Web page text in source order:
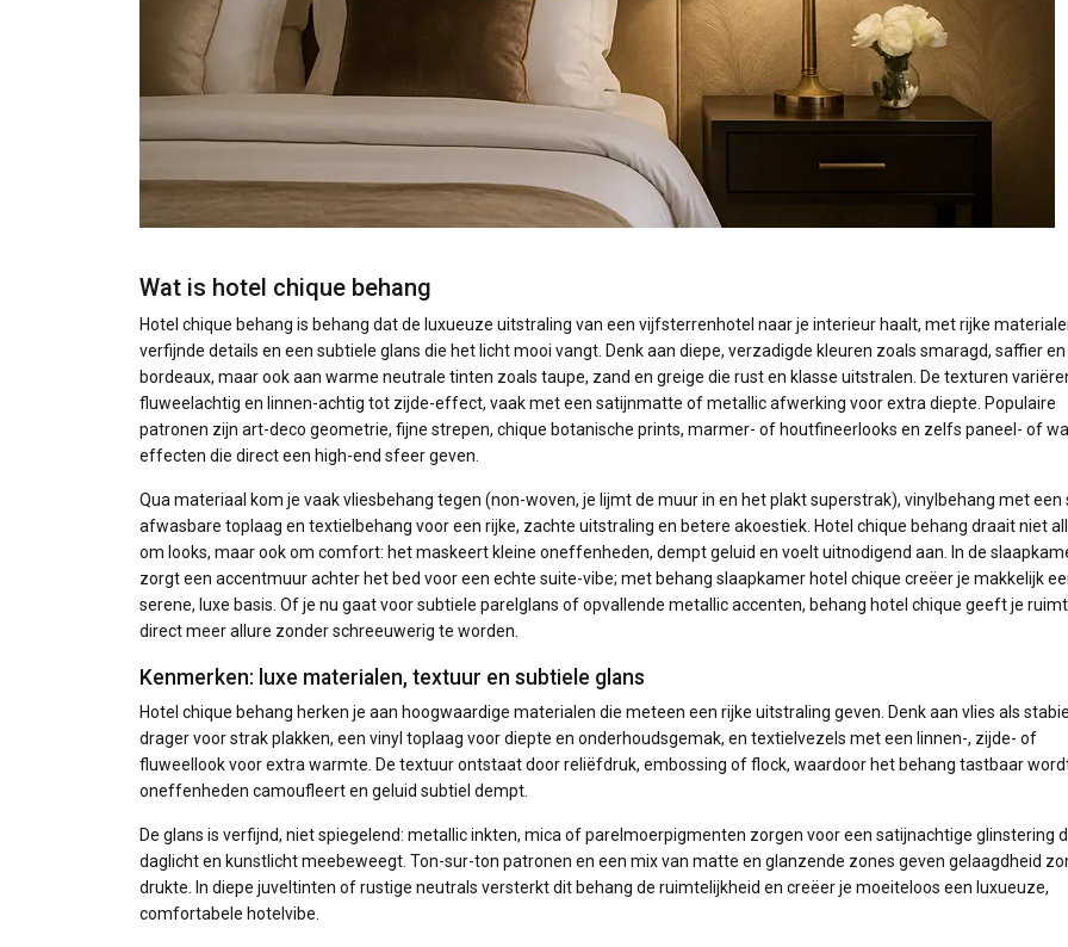
Wat is hotel chique behang
Hotel chique behang is behang dat de luxueuze uitstraling van een vijfsterrenhotel naar je interieur haalt, met rijke
verfijnde details en een subtiele glans die het licht mooi vangt. Denk aan diepe, verzadigde kleuren zoals smaragd, saffier en
bordeaux, maar ook aan warme neutrale tinten zoals taupe, zand en greige die rust en klasse uitstralen. De texturen
fluweelachtig en linnen-achtig tot zijde-effect, vaak met een satijnmatte of metallic afwerking voor extra diepte. Populaire
patronen zijn art-deco geometrie, fijne strepen, chique botanische prints, marmer- of houtfineerlooks en zelfs paneel- of
effecten die direct een high-end sfeer geven.
Qua materiaal kom je vaak vliesbehang tegen (non-woven, je lijmt de muur in en het plakt superstrak), vinylbehang met een
afwasbare toplaag en textielbehang voor een rijke, zachte uitstraling en betere akoestiek. Hotel chique behang draait niet
om looks, maar ook om comfort: het maskeert kleine oneffenheden, dempt geluid en voelt uitnodigend aan. In de
zorgt een accentmuur achter het bed voor een echte suite-vibe; met behang slaapkamer hotel chique creëer je makkelijk
serene, luxe basis. Of je nu gaat voor subtiele parelglans of opvallende metallic accenten, behang hotel chique geeft je
direct meer allure zonder schreeuwerig te worden.
Kenmerken: luxe materialen, textuur en subtiele glans
Hotel chique behang herken je aan hoogwaardige materialen die meteen een rijke uitstraling geven. Denk aan vlies als
drager voor strak plakken, een vinyl toplaag voor diepte en onderhoudsgemak, en textielvezels met een linnen-, zijde- of
fluweellook voor extra warmte. De textuur ontstaat door reliëfdruk, embossing of flock, waardoor het behang tastbaar
oneffenheden camoufleert en geluid subtiel dempt.
De glans is verfijnd, niet spiegelend: metallic inkten, mica of parelmoerpigmenten zorgen voor een satijnachtige glinstering
daglicht en kunstlicht meebeweegt. Ton-sur-ton patronen en een mix van matte en glanzende zones geven gelaagdheid
drukte. In diepe juveltinten of rustige neutrals versterkt dit behang de ruimtelijkheid en creëer je moeiteloos een luxueuze,
comfortabele hotelvibe.